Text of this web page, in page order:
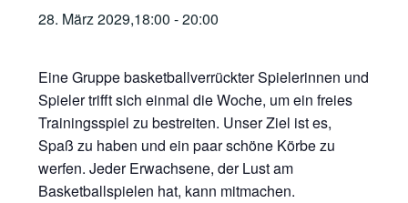
28. März 2029,18:00 -20:00
Eine Gruppe basketballverrückter Spielerinnen und
Spieler trifft sich einmal die Woche, um ein freies
Trainingsspiel zu bestreiten. Unser Ziel ist es,
Spaß zu haben und ein paar schöne Körbe zu
werfen. Jeder Erwachsene, der Lust am
Basketballspielen hat, kann mitmachen.